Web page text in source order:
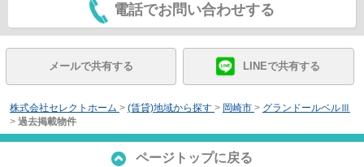
電話でお問い合わせする
メールで共有する LINEで共有する
株式会社セレクトホーム > (賃貸)地域から探す > 岡崎市 > グランドールベルⅢ
> 過去掲載物件
ページトップに戻る